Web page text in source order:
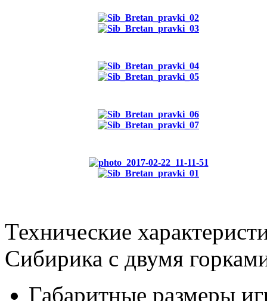
Технические
Сибирика с двумя
Габаритные размеры